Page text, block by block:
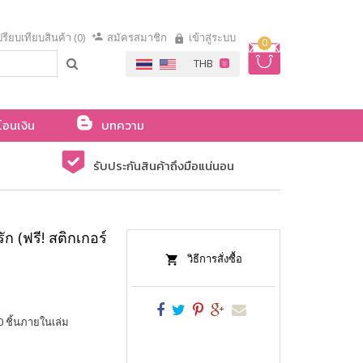
0
รียบเทียบสินค้า (0) สมัครสมาชิก เข้าสู่ระบบ
นเงิน
บทความ
รับประกันสินค้าถึงมือแน่นอน
(ฟรี! สติกเกอร์
ชิ้นภายในเล่ม
วิธีการสั่งซื้อ